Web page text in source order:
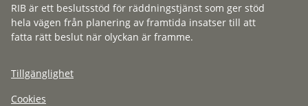
RIB är ett beslutsstöd för räddningstjänst som ger stöd
hela vägen från planering av framtida insatser till att
fatta rätt beslut när olyckan är framme.
Tillgänglighet
Cookies